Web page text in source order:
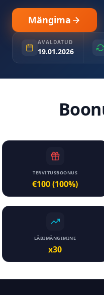
Mängima
AVALDATUD
19.01.2026
TERVITUSBOONUS
€100 (100%)
LÄBIMÄNGIMINE
x30